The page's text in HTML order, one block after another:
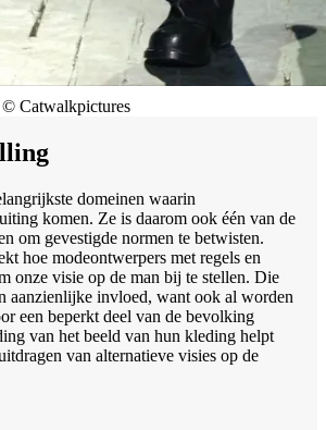
Catwalkpictures
domeinen waarin
komen. Ze is daarom ook één van de
om gevestigde normen te betwisten.
hoe modeontwerpers met regels en
onze visie op de man bij te stellen. Die
aanzienlijke invloed, want ook al worden
een beperkt deel van de bevolking
van het beeld van hun kleding helpt
van alternatieve visies op de